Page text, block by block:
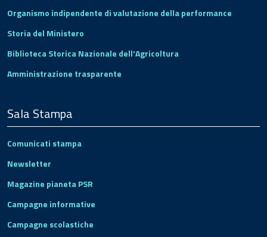
Organismo indipendente di valutazione della performance
Storia del Ministero
Biblioteca Storica Nazionale dell'Agricoltura
Amministrazione trasparente
Sala Stampa
Comunicati stampa
Newsletter
Magazine pianeta PSR
Campagne informative
Campagne scolastiche